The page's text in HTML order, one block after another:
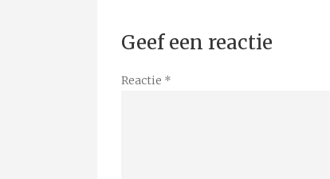
Geef een reactie
Reactie *